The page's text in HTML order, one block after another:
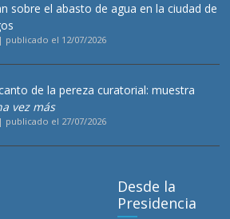
sobre el abasto de agua en la ciudad de
| publicado el 12/07/2026
de la pereza curatorial: muestra
vez más
| publicado el 27/07/2026
Desde la
Presidencia